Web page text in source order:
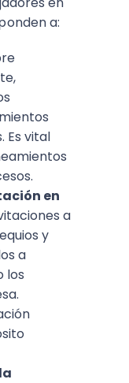
a:
Es vital
en
a
y
a
los